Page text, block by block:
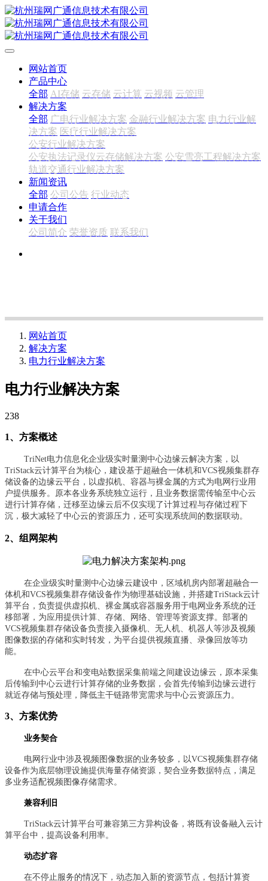
网站首页
产品中心
全部 AI存储 云存储 云计算 云视频 云管理
解决方案
全部 广电行业解决方案 金融行业解决方案 电力行业解
决方案 医疗行业解决方案
公安行业解决方案
公安执法记录仪云存储解决方案 公安雪亮工程解决方案
轨道交通行业解决方案
新闻资讯
全部 公司公告 行业动态
申请合作
关于我们
公司简介 荣誉资质 联系我们
网站首页
解决方案
电力行业解决方案
电力行业解决方案
238
1、方案概述
TriNet电力信息化企业级实时量测中心边缘云解决方案，以
TriStack云计算平台为核心，建设基于超融合一体机和VCS视频集群存
储设备的边缘云平台，以虚拟机、容器与裸金属的方式为电网行业用
户提供服务。原本各业务系统独立运行，且业务数据需传输至中心云
进行计算存储，迁移至边缘云后不仅实现了计算过程与存储过程下
沉，极大减轻了中心云的资源压力，还可实现系统间的数据联动。
2、组网架构
在企业级实时量测中心边缘云建设中，区域机房内部署超融合一
体机和VCS视频集群存储设备作为物理基础设施，并搭建TriStack云计
算平台，负责提供虚拟机、裸金属或容器服务用于电网业务系统的迁
移部署，为应用提供计算、存储、网络、管理等资源支撑。部署的
VCS视频集群存储设备负责接入摄像机、无人机、机器人等涉及视频
图像数据的存储和实时转发，为平台提供视频直播、录像回放等功
能。
在中心云平台和变电站数据采集前端之间建设边缘云，原本采集
后传输到中心云进行计算存储的业务数据，会首先传输到边缘云进行
就近存储与预处理，降低主干链路带宽需求与中心云资源压力。
3、方案优势
业务契合
电网行业中涉及视频图像数据的业务较多，以VCS视频集群存储
设备作为底层物理设施提供海量存储资源，契合业务数据特点，满足
多业务适配视频图像存储需求。
兼容利旧
TriStack云计算平台可兼容第三方异构设备，将既有设备融入云计
算平台中，提高设备利用率。
动态扩容
在不停止服务的情况下，动态加入新的资源节点，包括计算资